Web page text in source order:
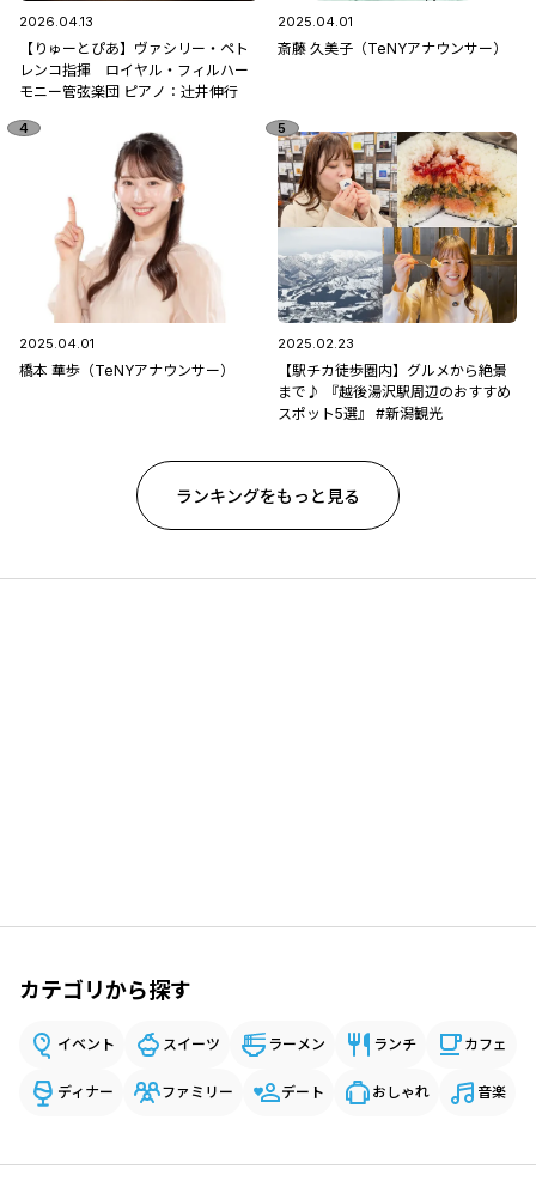
2026.04.13
【りゅーとぴあ】ヴァシリー・ペト
レンコ指揮 ロイヤル・フィルハー
モニー管弦楽団 ピアノ：辻󠄀井伸行
2025.04.01
斎藤 久美子（TeNYアナウンサー）
2025.04.01
橋本 華歩（TeNYアナウンサー）
2025.02.23
【駅チカ徒歩圏内】グルメから絶景
まで♪ 『越後湯沢駅周辺のおすすめ
スポット5選』 #新潟観光
ランキングをもっと見る
カテゴリから探す
イベント スイーツ ラーメン ランチ カフェ
ディナー ファミリー デート おしゃれ 音楽